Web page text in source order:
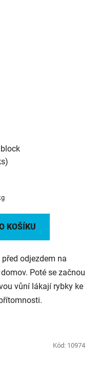
KOŠÍKU
odjezdem na
Poté se začnou
vůní lákají rybky ke
Kód: 10974